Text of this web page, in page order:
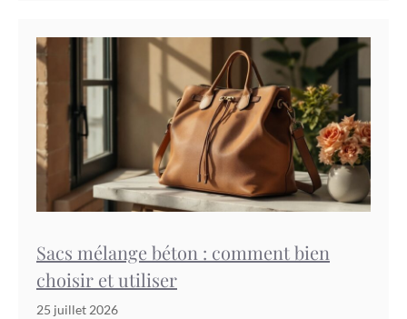
Sacs mélange béton : comment bien
choisir et utiliser
25 juillet 2026